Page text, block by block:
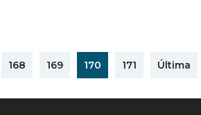
168 169 170 171 Última